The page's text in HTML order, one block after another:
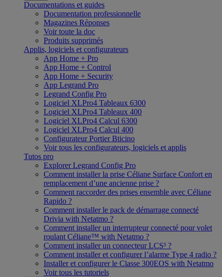
Documentations et guides
Documentation professionnelle
Magazines Réponses
Voir toute la doc
Produits supprimés
Applis, logiciels et configurateurs
App Home + Pro
App Home + Control
App Home + Security
App Legrand Pro
Legrand Config Pro
Logiciel XLPro4 Tableaux 6300
Logiciel XLPro4 Tableaux 400
Logiciel XLPro4 Calcul 6300
Logiciel XLPro4 Calcul 400
Configurateur Portier Bticino
Voir tous les configurateurs, logiciels et applis
Tutos pro
Explorer Legrand Config Pro
Comment installer la prise Céliane Surface Confort en
remplacement d’une ancienne prise ?
Comment raccorder des prises ensemble avec Céliane
Rapido ?
Comment installer le pack de démarrage connecté
Drivia with Netatmo ?
Comment installer un interrupteur connecté pour volet
roulant Céliane™ with Netatmo ?
Comment installer un connecteur LCS³ ?
Comment installer et configurer l’alarme Type 4 radio ?
Installer et configurer le Classe 300EOS with Netatmo
Voir tous les tutoriels